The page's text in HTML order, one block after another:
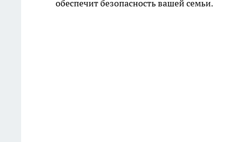
обеспечит безопасность вашей семьи.